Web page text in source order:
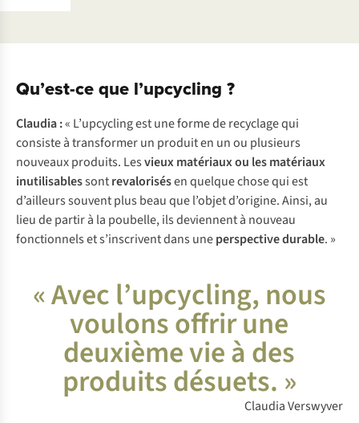
Qu’est-ce que l’upcycling ?
Claudia :« L’upcycling est une forme de recyclage qui
consiste à transformer un produit en un ou plusieurs
nouveaux produits. Lesvieux matériaux ou les matériaux
inutilisablessontrevalorisésen quelque chose qui est
d’ailleurs souvent plus beau que l’objet d’origine. Ainsi, au
lieu de partir à la poubelle, ils deviennent à nouveau
fonctionnels et s’inscrivent dans uneperspective durable. »
« Avec l’upcycling, nous
voulons offrir une
deuxième vie à des
produits désuets. »
Claudia Verswyver